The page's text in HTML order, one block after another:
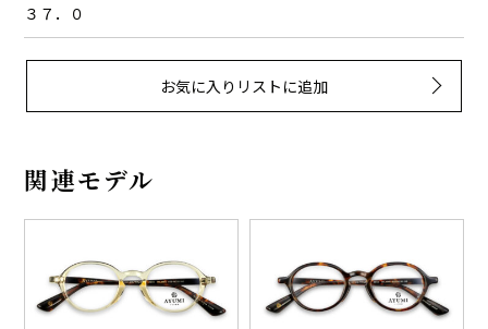
３７．０
関連モデル